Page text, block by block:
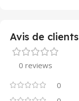
Avis de clients
0 reviews
0